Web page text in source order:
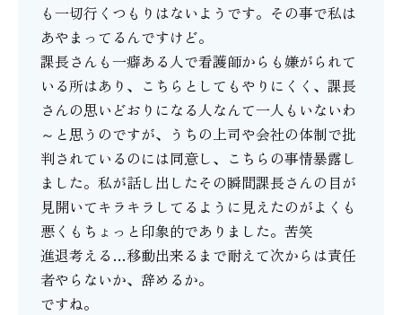
も一切行くつもりはないようです。その事で私は
あやまってるんですけど。
課長さんも一癖ある人で看護師からも嫌がられて
いる所はあり、こちらとしてもやりにくく、課長
さんの思いどおりになる人なんて一人もいないわ
～と思うのですが、うちの上司や会社の体制で批
判されているのには同意し、こちらの事情暴露し
ました。私が話し出したその瞬間課長さんの目が
見開いてキラキラしてるように見えたのがよくも
悪くもちょっと印象的でありました。苦笑
進退考える…移動出来るまで耐えて次からは責任
者やらないか、辞めるか。
ですね。